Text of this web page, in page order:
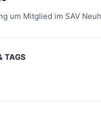
um Mitglied im SAV
TAGS